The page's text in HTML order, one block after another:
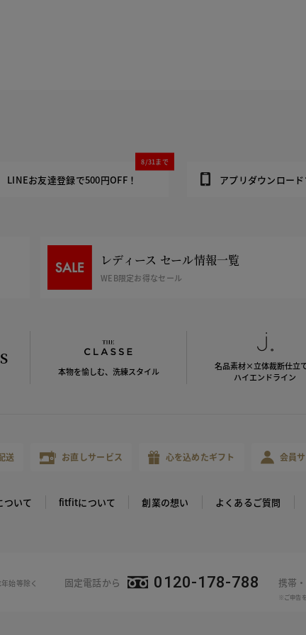
LINEお友達登録で500円OFF！
8/31まで
アプリダウンロード
レディース セール情報一覧
WEB限定お得なセール
本物を愉しむ、洗練スタイル
名品素材×立体裁断仕立
ハイエンドライン
送 お直しサービス 心を込めたギフト 会員
ついて fitfitについて 創業の想い よくあるご質問
始等除く 固定電話から 0120-178-788 携帯
※ご申告